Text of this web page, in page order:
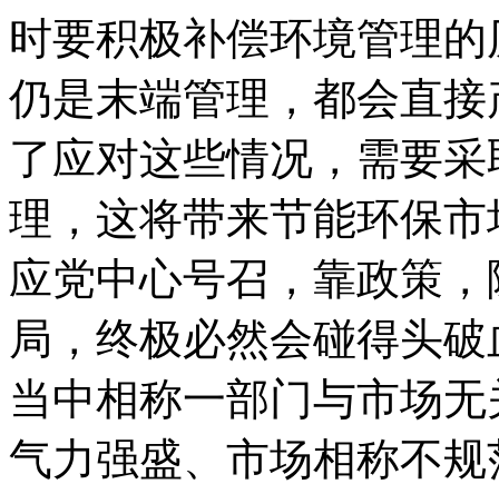
时要积极补偿环境管理
仍是末端管理，都会直
了应对这些情况，需要
理，这将带来节能环保
应党中心号召，靠政策
局，终极必然会碰得头
当中相称一部门与市场
气力强盛、市场相称不